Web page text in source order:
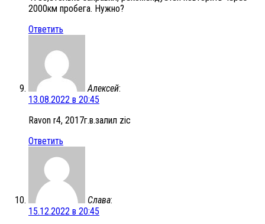
2000км пробега. Нужно?
Ответить
Алексей:
13.08.2022 в 20:45
Ravon r4, 2017г.в.залил zic
Ответить
Слава:
15.12.2022 в 20:45